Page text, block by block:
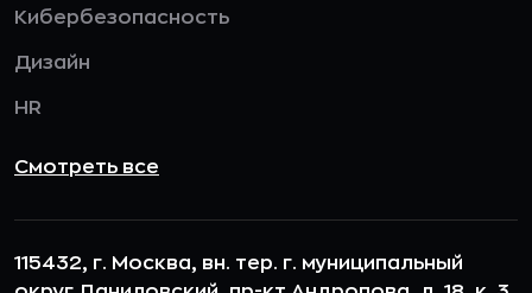
Кибербезопасность
Дизайн
HR
Смотреть все
115432, г. Москва, вн. тер. г. муниципальный